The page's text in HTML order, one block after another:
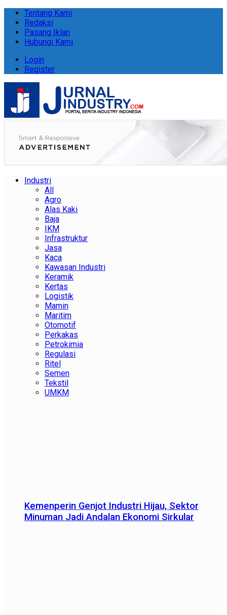
Tentang Kami
Redaksi
Pasang Iklan
Hubungi Kami
Login
Register
Industri
All
Agro
Alas Kaki
Baja
IKM
Infrastruktur
Jasa
Kaca
Kawasan Industri
Keramik
Kertas
Logistik
Mamin
Maritim
Otomotif
Perkakas
Petrokimia
Regulasi
Ritel
Semen
Tekstil
UMKM
Kemenperin Genjot Industri Hijau, Sektor
Minuman Jadi Andalan Ekonomi Sirkular